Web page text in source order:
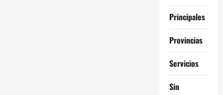
Principales
Provincias
Servicios
Sin